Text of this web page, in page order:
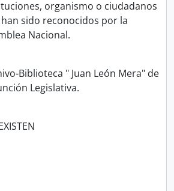
organismo o ciudadanos
sido reconocidos por la
Nacional.
Biblioteca " Juan León Mera" de
Legislativa.